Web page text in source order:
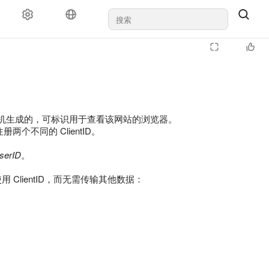
成的，可标识用于查看该网站的浏览器。
两个不同的 ClientID。
。
ClientID，而无需传输其他数据：